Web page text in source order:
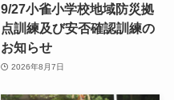
9/27小雀小学校地域防災拠
点訓練及び安否確認訓練の
お知らせ
2026年8月7日